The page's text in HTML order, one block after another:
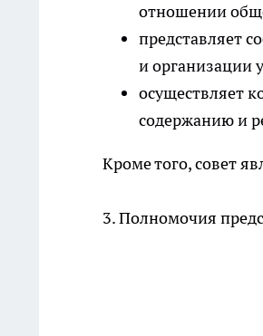
отношении
представляет
и организации
осуществляет
содержанию и
Кроме того, совет
3. Полномочия